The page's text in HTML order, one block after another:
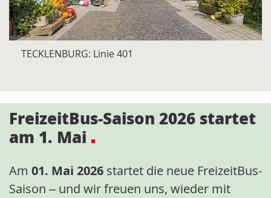
TECKLENBURG: Linie 401
FreizeitBus-Saison 2026 startet
am 1. Mai
Am 01. Mai 2026 startet die neue FreizeitBus-
Saison – und wir freuen uns, wieder mit